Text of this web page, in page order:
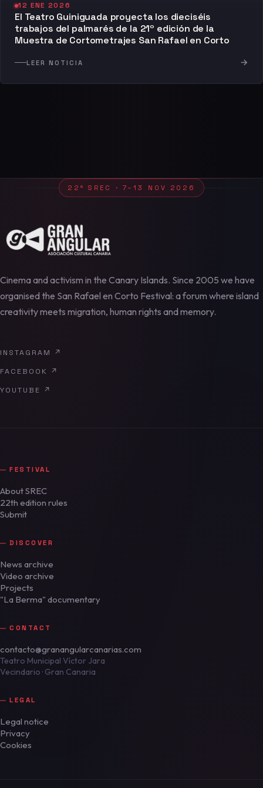
12 ENE 2026
El Teatro Guiniguada proyecta los dieciséis
trabajos del palmarés de la 21º edición de la
Muestra de Cortometrajes San Rafael en Corto
LEER NOTICIA →
22ª SREC · 7–13 NOV 2026
Cinema and activism in the Canary Islands. Since 2005 we have
organised the San Rafael en Corto Festival: a forum where island
creativity meets migration, human rights and memory.
INSTAGRAM
↗
FACEBOOK
↗
YOUTUBE
↗
FESTIVAL
About SREC
22th edition rules
Submit
DISCOVER
News archive
Video archive
Projects
"La Berma" documentary
CONTACT
contacto@granangularcanarias.com
Teatro Municipal Víctor Jara
Vecindario · Gran Canaria
LEGAL
Legal notice
Privacy
Cookies